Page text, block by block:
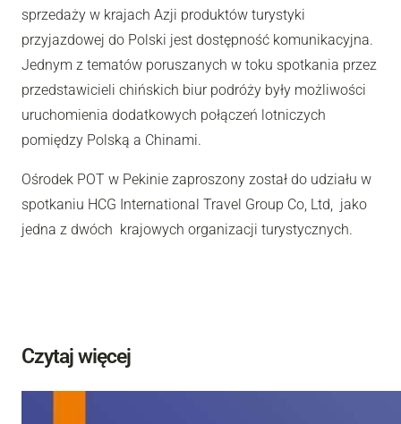
sprzedaży w krajach Azji produktów turystyki
przyjazdowej do Polski jest dostępność komunikacyjna.
Jednym z tematów poruszanych w toku spotkania przez
przedstawicieli chińskich biur podróży były możliwości
uruchomienia dodatkowych połączeń lotniczych
pomiędzy Polską a Chinami.
Ośrodek POT w Pekinie zaproszony został do udziału w
spotkaniu HCG International Travel Group Co, Ltd, jako
jedna z dwóch krajowych organizacji turystycznych.
Czytaj więcej